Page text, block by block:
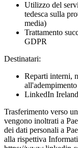
Utilizzo del
tedesca sulla
media)
Trattamento
GDPR
Destinatari:
Reparti interni,
LinkedIn
Trasferimento verso
vengono inoltrati a
dei dati personali a
alla rispettiva